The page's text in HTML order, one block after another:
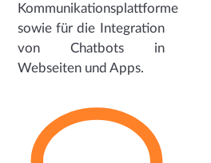
Kommunikationsplattformen
sowie für die Integration
von Chatbots in
Webseiten und Apps.